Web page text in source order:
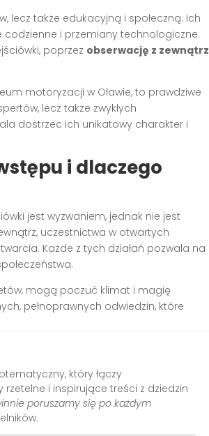
lecz także edukacyjną i społeczną. Ich
codzienne i przemiany technologiczne.
poprzez obserwację z zewnątrz
motoryzacji w Oławie, to prawdziwe
lecz także zwykłych
dostrzec ich unikatowy charakter i
i dlaczego
jest wyzwaniem, jednak nie jest
uczestnictwa w otwartych
Każde z tych działań pozwala na
mogą poczuć klimat i magię
pełnoprawnych odwiedzin, które
który łączy
i inspirujące treści z dziedzin
poruszamy się po każdym